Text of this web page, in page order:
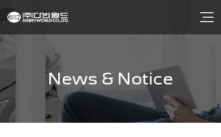
News & Notice